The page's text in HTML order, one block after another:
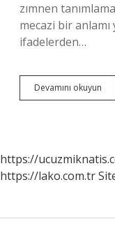
zımnen
mecazi bir
ifadelerden…
Devamını okuyun
https://
https://lako.com.tr